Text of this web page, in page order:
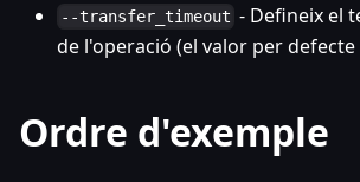
--transfer_timeout - Defineix el
de l'operació (el valor per defecte
Ordre d'exemple